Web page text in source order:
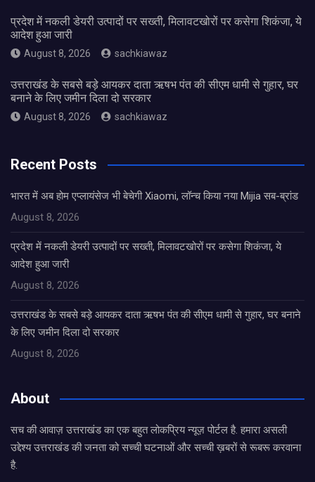
प्रदेश में नकली डेयरी उत्पादों पर सख्ती, मिलावटखोरों पर कसेगा शिकंजा, ये
आदेश हुआ जारी
August 8, 2026 sachkiawaz
उत्तराखंड के सबसे बड़े आयकर दाता ऋषभ पंत की सीएम धामी से गुहार, घर
बनाने के लिए जमीन दिला दो सरकार
August 8, 2026 sachkiawaz
Recent Posts
भारत में अब होम एप्लायंसेज भी बेचेगी Xiaomi, लॉन्च किया नया Mijia सब-ब्रांड
August 8, 2026
प्रदेश में नकली डेयरी उत्पादों पर सख्ती, मिलावटखोरों पर कसेगा शिकंजा, ये
आदेश हुआ जारी
August 8, 2026
उत्तराखंड के सबसे बड़े आयकर दाता ऋषभ पंत की सीएम धामी से गुहार, घर बनाने
के लिए जमीन दिला दो सरकार
August 8, 2026
About
सच की आवाज़ उत्तराखंड का एक बहुत लोकप्रिय न्यूज़ पोर्टल है. हमारा असली
उद्देश्य उत्तराखंड की जनता को सच्ची घटनाओं और सच्ची ख़बरों से रूबरू करवाना
है.